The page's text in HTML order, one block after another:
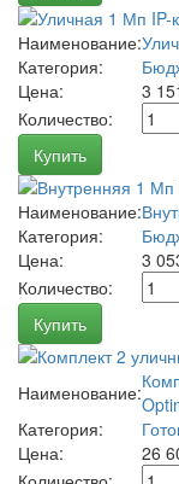
Наименование:
Категория:
Цена:
3
Количество:
Купить
Наименование:
Категория:
Цена:
3
Количество:
Купить
Наименование:
Категория:
Цена:
26